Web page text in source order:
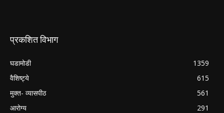
प्रकशित विभाग
घडामोडी
1359
वैशिष्ट्ये
615
मुक्त- व्यासपीठ
561
आरोग्य
291